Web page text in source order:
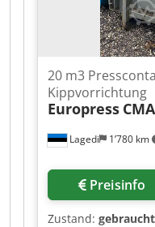
Lagedi 1’780 km
20 m3
Kippvorrichtung
Europress
Preisinfo
Zustand: gebraucht